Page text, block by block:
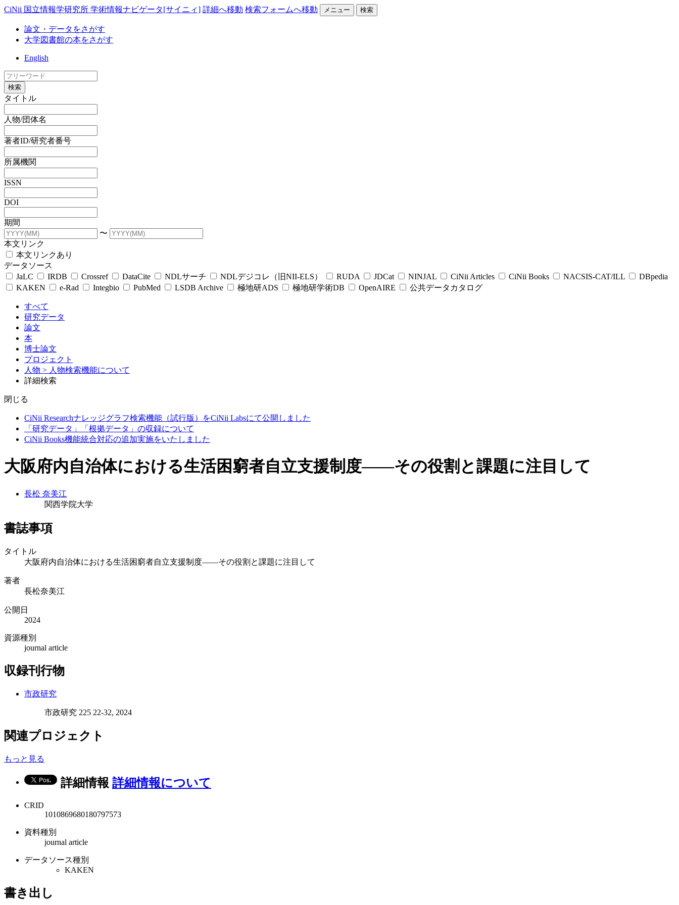
CiNii 国立情報学研究所 学術情報ナビゲータ[サイニィ] 詳細へ移動 検索フォームへ移動 メニュー 検索
論文・データをさがす
大学図書館の本をさがす
English
検索
タイトル
人物/団体名
著者ID/研究者番号
所属機関
ISSN
DOI
期間
〜
本文リンク
本文リンクあり
データソース
JaLC
IRDB Crossref DataCite NDLサーチ NDLデジコレ（旧NII-ELS） RUDA JDCat NINJAL CiNii Articles CiNii Books NACSIS-CAT/ILL
DBpedia
KAKEN
e-Rad Integbio PubMed LSDB Archive 極地研ADS 極地研学術DB OpenAIRE 公共データカタログ
すべて
研究データ
論文
本
博士論文
プロジェクト
人物 > 人物検索機能について
詳細検索
閉じる
CiNii Researchナレッジグラフ検索機能（試行版）をCiNii Labsにて公開しました
「研究データ」「根拠データ」の収録について
CiNii Books機能統合対応の追加実施をいたしました
大阪府内自治体における生活困窮者自立支援制度――その役割と課題に注目して
長松 奈美江
関西学院大学
書誌事項
タイトル
大阪府内自治体における生活困窮者自立支援制度――その役割と課題に注目して
著者
長松奈美江
公開日
2024
資源種別
journal article
収録刊行物
市政研究
市政研究 225 22-32, 2024
関連プロジェクト
もっと見る
詳細情報 詳細情報について
CRID
1010869680180797573
資料種別
journal article
データソース種別
KAKEN
書き出し